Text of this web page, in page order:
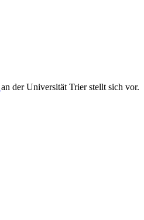
an der Universität Trier stellt sich vor.